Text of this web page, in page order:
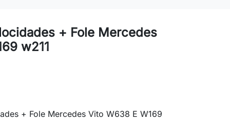
+ Fole Mercedes
w211
+ Fole Mercedes Vito W638 E W169